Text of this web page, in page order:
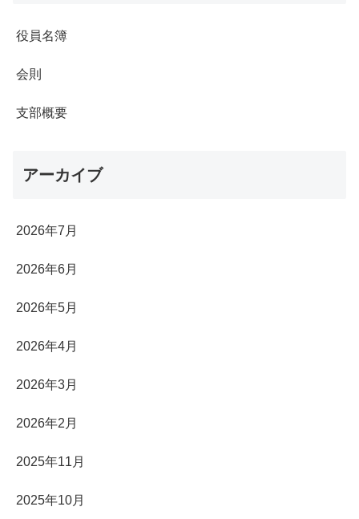
役員名簿
会則
支部概要
アーカイブ
2026年7月
2026年6月
2026年5月
2026年4月
2026年3月
2026年2月
2025年11月
2025年10月